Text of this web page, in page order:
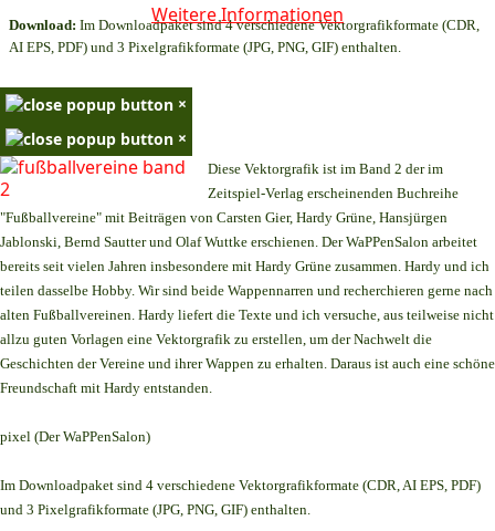
Weitere Informationen
Download: Im Downloadpaket sind 4 verschiedene Vektorgrafikformate (CDR,
AI EPS, PDF) und 3 Pixelgrafikformate (JPG, PNG, GIF) enthalten.
×
×
Diese Vektorgrafik ist im Band 2 der im
Zeitspiel-Verlag erscheinenden Buchreihe
"Fußballvereine" mit Beiträgen von Carsten Gier, Hardy Grüne, Hansjürgen
Jablonski, Bernd Sautter und Olaf Wuttke erschienen. Der WaPPenSalon arbeitet
bereits seit vielen Jahren insbesondere mit Hardy Grüne zusammen. Hardy und ich
teilen dasselbe Hobby. Wir sind beide Wappennarren und recherchieren gerne nach
alten Fußballvereinen. Hardy liefert die Texte und ich versuche, aus teilweise nicht
allzu guten Vorlagen eine Vektorgrafik zu erstellen, um der Nachwelt die
Geschichten der Vereine und ihrer Wappen zu erhalten. Daraus ist auch eine schöne
Freundschaft mit Hardy entstanden.
pixel (Der WaPPenSalon)
Im Downloadpaket sind 4 verschiedene Vektorgrafikformate (CDR, AI EPS, PDF)
und 3 Pixelgrafikformate (JPG, PNG, GIF) enthalten.